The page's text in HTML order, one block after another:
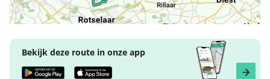
Bekijk deze route in onze app